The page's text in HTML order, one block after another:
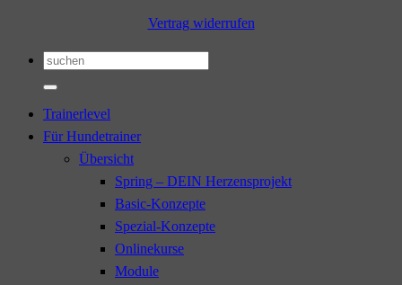
Vertrag widerrufen
Suchen
nach:
Trainerlevel
Für Hundetrainer
Übersicht
Spring – DEIN Herzensprojekt
Basic-Konzepte
Spezial-Konzepte
Onlinekurse
Module